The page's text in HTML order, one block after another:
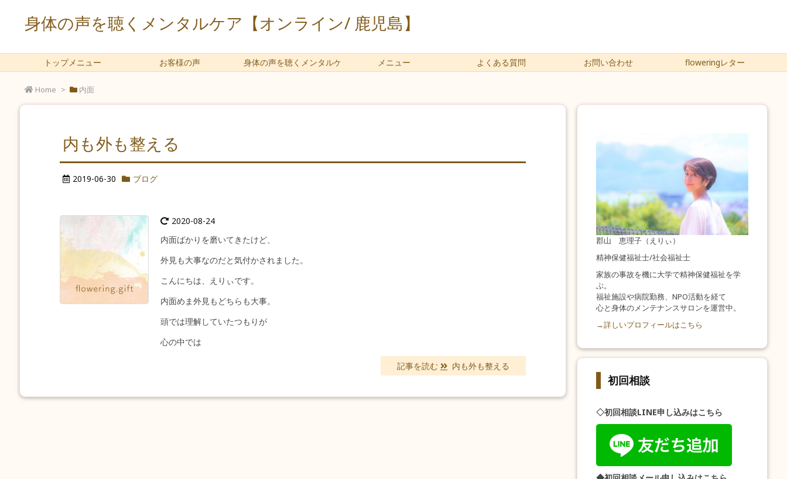
身体の声を聴くメンタルケア【オンライン/ 鹿児島】
トップメニュー お客様の声 身体の声を聴くメンタルケアとは メニュー よくある質問 お問い合わせ floweringレター
Home > 内面
内も外も整える
2019-06-30 ブログ
2020-08-24
内面ばかりを磨いてきたけど、
外見も大事なのだと気付かされました。
こんにちは、えりぃです。
内面めま外見もどちらも大事。
頭では理解していたつもりが
心の中では
記事を読む 内も外も整える
郡山 恵理子（えりぃ）
精神保健福祉士/社会福祉士
家族の事故を機に大学で精神保健福祉を学
ぶ。
福祉施設や病院勤務、NPO活動を経て
心と身体のメンテナンスサロンを運営中。
→詳しいプロフィールはこちら
初回相談
◇初回相談LINE申し込みはこちら